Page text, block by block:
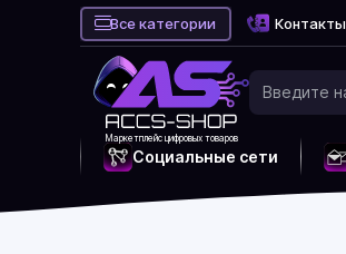
Все категории Контакты
Маркетплейс цифровых товаров
Социальные сети